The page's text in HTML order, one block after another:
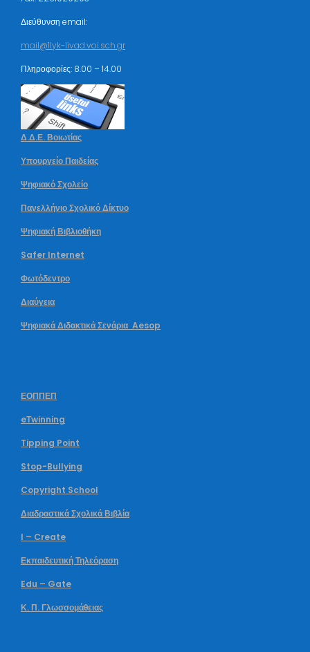
Διεύθυνση email:
mail@1lyk-livad.voi.sch.gr
Πληροφορίες: 8.00 – 14.00
Δ.Δ.Ε. Βοιωτίας
Υπουργείο Παιδείας
Ψηφιακό Σχολείο
Πανελλήνιο Σχολικό Δίκτυο
Ψηφιακή Βιβλιοθήκη
Safer Internet
Φωτόδεντρο
Διαύγεια
Ψηφιακά Διδακτικά Σενάρια Aesop
ΕΟΠΠΕΠ
eΤwinning
Tipping Point
Stop-Bullying
Copyright School
Διαδραστικά Σχολικά Βιβλία
I – Create
Εκπαιδευτική Τηλεόραση
Edu – Gate
Κ. Π. Γλωσσομάθειας